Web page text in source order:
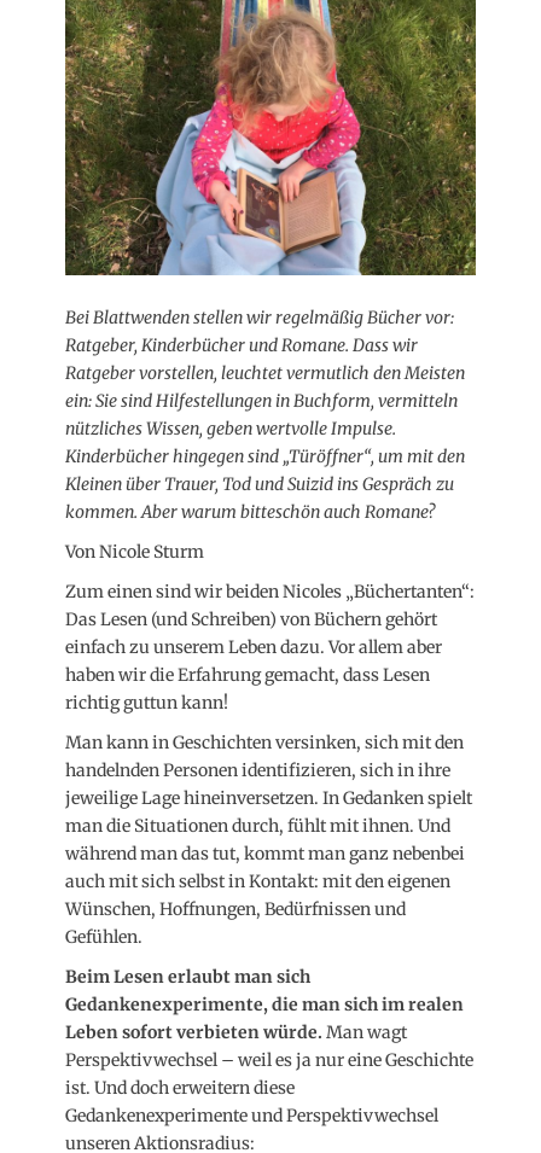
Bei Blattwenden stellen wir regelmäßig Bücher vor:
Ratgeber, Kinderbücher und Romane. Dass wir
Ratgeber vorstellen, leuchtet vermutlich den Meisten
ein: Sie sind Hilfestellungen in Buchform, vermitteln
nützliches Wissen, geben wertvolle Impulse.
Kinderbücher hingegen sind „Türöffner“, um mit den
Kleinen über Trauer, Tod und Suizid ins Gespräch zu
kommen. Aber warum bitteschön auch Romane?
Von Nicole Sturm
Zum einen sind wir beiden Nicoles „Büchertanten“:
Das Lesen (und Schreiben) von Büchern gehört
einfach zu unserem Leben dazu. Vor allem aber
haben wir die Erfahrung gemacht, dass Lesen
richtig guttun kann!
Man kann in Geschichten versinken, sich mit den
handelnden Personen identifizieren, sich in ihre
jeweilige Lage hineinversetzen. In Gedanken spielt
man die Situationen durch, fühlt mit ihnen. Und
während man das tut, kommt man ganz nebenbei
auch mit sich selbst in Kontakt: mit den eigenen
Wünschen, Hoffnungen, Bedürfnissen und
Gefühlen.
Beim Lesen erlaubt man sich
Gedankenexperimente, die man sich im realen
Leben sofort verbieten würde. Man wagt
Perspektivwechsel – weil es ja nur eine Geschichte
ist. Und doch erweitern diese
Gedankenexperimente und Perspektivwechsel
unseren Aktionsradius: